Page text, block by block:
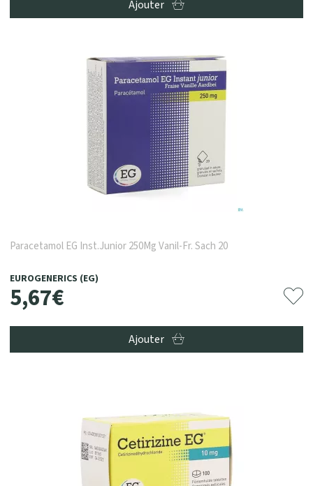
Ajouter
Paracetamol EG Inst.Junior 250Mg Vanil-Fr. Sach 20
EUROGENERICS (EG)
5,67€
Ajouter